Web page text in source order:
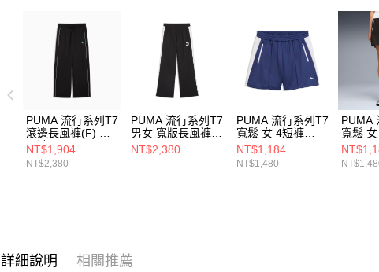
結果請
５．
形，
PUMA 流行系列T7
滾邊長風褲(F) 女
長褲 63455901
NT$1,904
NT$2,380
PUMA 流行系列T7
男女 寬版長風褲
62693101
NT$2,380
PUMA 流行系列T7
寬鬆 女 4短褲
63686849
NT$1,184
NT$1,480
PUMA
寬鬆
詳細說明 相關推薦